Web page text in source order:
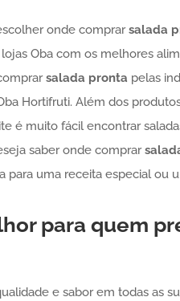
onde comprarsalada
Oba com os melhores
salada pronta pelas
Hortifruti. Além dos
é muito fácil encontrar
saber onde comprar
para uma receita especial ou
para quem
e sabor em todas as